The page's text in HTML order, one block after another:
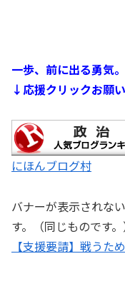
一歩、前に出る勇気。
↓応援クリックお願
にほんブログ村
バナーが表示されない
す。（同じものです。
【支援要請】戦うた